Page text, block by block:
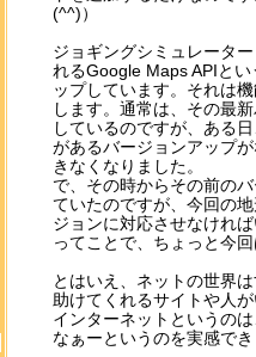
(^^)）
ジョギングシミュレータ
れるGoogle Maps APIと
ップしています。それは
します。通常は、その最
しているのですが、ある
があるバージョンアップ
きなくなりました。
で、その時からその前の
ていたのですが、今回の
ジョンに対応させなけれ
ってことで、ちょっと今
とはいえ、ネットの世界
助けてくれるサイトや人
インターネットというの
なぁーというのを実感で